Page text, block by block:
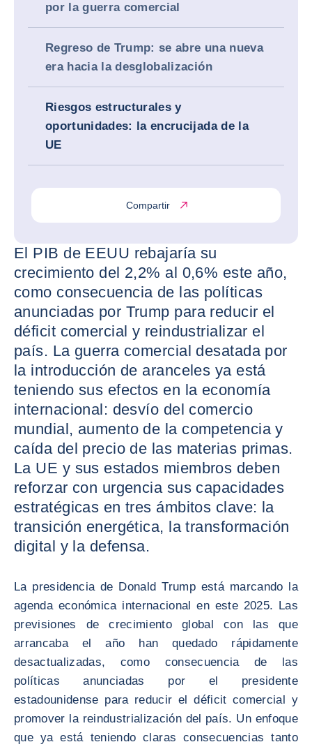
por la guerra comercial
Regreso de Trump: se abre una nueva
era hacia la desglobalización
Riesgos estructurales y
oportunidades: la encrucijada de la
UE
Compartir
El PIB de EEUU rebajaría su
crecimiento del 2,2% al 0,6% este año,
como consecuencia de las políticas
anunciadas por Trump para reducir el
déficit comercial y reindustrializar el
país. La guerra comercial desatada por
la introducción de aranceles ya está
teniendo sus efectos en la economía
internacional: desvío del comercio
mundial, aumento de la competencia y
caída del precio de las materias primas.
La UE y sus estados miembros deben
reforzar con urgencia sus capacidades
estratégicas en tres ámbitos clave: la
transición energética, la transformación
digital y la defensa.
La presidencia de Donald Trump está marcando la
agenda económica internacional en este 2025. Las
previsiones de crecimiento global con las que
arrancaba el año han quedado rápidamente
desactualizadas, como consecuencia de las
políticas anunciadas por el presidente
estadounidense para reducir el déficit comercial y
promover la reindustrialización del país. Un enfoque
que ya está teniendo claras consecuencias tanto